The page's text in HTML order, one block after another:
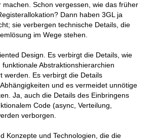
machen. Schon vergessen, wie das früher
Dann haben 3GL ja
sie verbergen technische Details, die
im Wege stehen.
Design. Es verbirgt die Details, wie
funktionale Abstraktionshierarchien
werden. Es verbirgt die Details
und es vermeidet unnötige
Ja, auch die Details des Einbringens
Code (async, Verteilung,
verborgen.
Konzepte und Technologien, die die